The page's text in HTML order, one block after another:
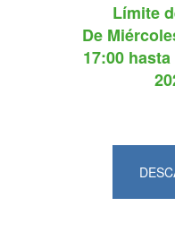
Límite
De
17:00hasta